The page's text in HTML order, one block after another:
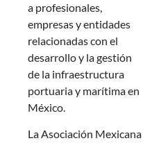
a profesionales,
empresas y entidades
relacionadas con el
desarrollo y la gestión
de la infraestructura
portuaria y marítima en
México.
La Asociación Mexicana